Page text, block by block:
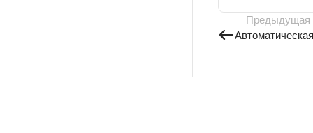
Предыдущая